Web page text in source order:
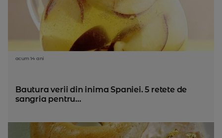
acum 14 ani
Bautura verii din inima Spaniei. 5 retete de
sangria pentru...